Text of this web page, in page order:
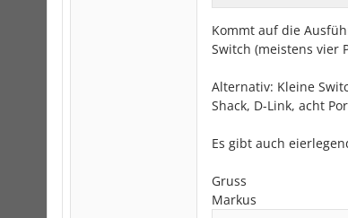
Kommt auf die
Switch (meistens vier
Alternativ: Kleine
Shack, D-Link, acht
Es gibt auch
Gruss
Markus